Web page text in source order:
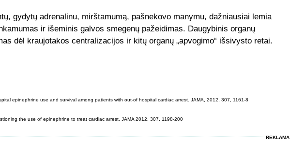
gydytų adrenalinu, mirštamumą, pašnekovo manymu, dažniausiai lemia
ir išeminis galvos smegenų pažeidimas. Daugybinis organų
dėl kraujotakos centralizacijos ir kitų organų „apvogimo“ išsivysto retai.
epinephrine use and survival among patients with out-of hospital cardiac arrest. JAMA, 2012, 307, 1161-8
the use of epinephrine to treat cardiac arrest. JAMA 2012, 307, 1198-200
REKLAMA